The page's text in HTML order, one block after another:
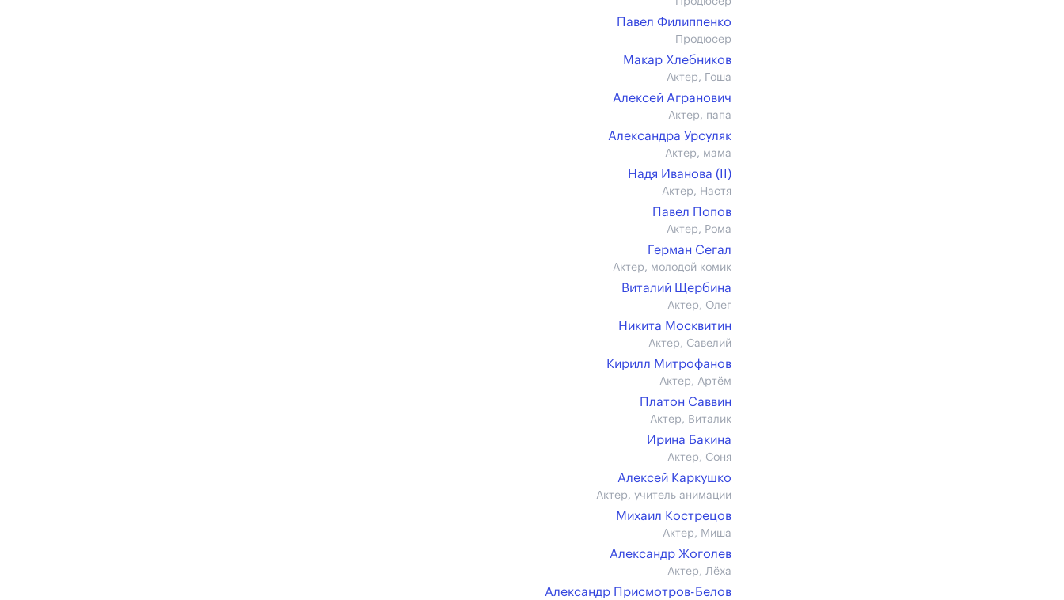
Павел Филиппенко
Продюсер
Макар Хлебников
Актер, Гоша
Алексей Агранович
Актер, папа
Александра Урсуляк
Актер, мама
Надя Иванова (II)
Актер, Настя
Павел Попов
Актер, Рома
Герман Сегал
Актер, молодой комик
Виталий Щербина
Актер, Олег
Никита Москвитин
Актер, Савелий
Кирилл Митрофанов
Актер, Артём
Платон Саввин
Актер, Виталик
Ирина Бакина
Актер, Соня
Алексей Каркушко
Актер, учитель анимации
Михаил Кострецов
Актер, Миша
Александр Жоголев
Актер, Лёха
Александр Присмотров-Белов